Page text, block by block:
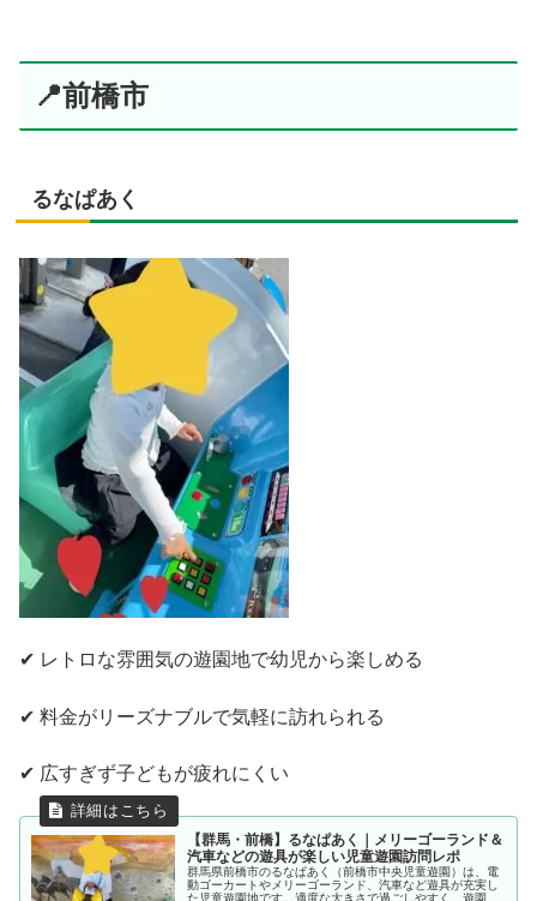
📍前橋市
るなぱあく
✔ レトロな雰囲気の遊園地で幼児から楽しめる
✔ 料金がリーズナブルで気軽に訪れられる
✔ 広すぎず子どもが疲れにくい
【群馬・前橋】るなぱあく｜メリーゴーランド＆
汽車などの遊具が楽しい児童遊園訪問レポ
群馬県前橋市のるなぱあく（前橋市中央児童遊園）は、電
動ゴーカートやメリーゴーランド、汽車など遊具が充実し
た児童遊園地です。適度な大きさで過ごしやすく、遊園地